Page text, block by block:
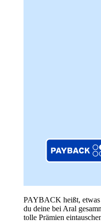
PAYBACK heißt, etwas
du deine bei Aral
tolle Prämien